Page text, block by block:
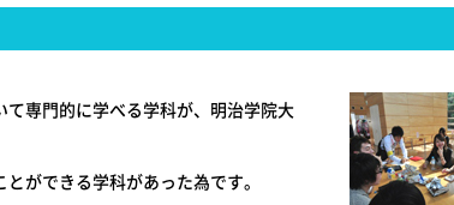
専門的に学べる学科が、明治学院大
ができる学科があった為です。